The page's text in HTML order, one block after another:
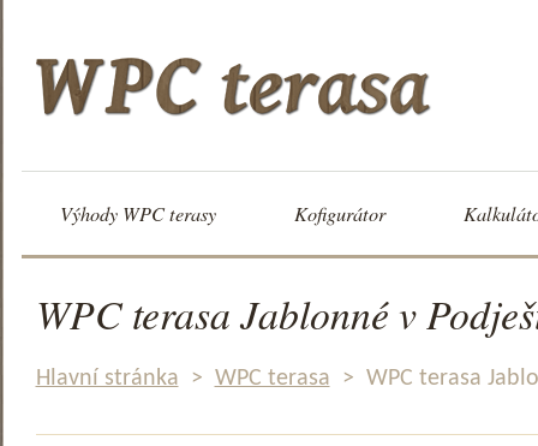
Výhody WPC terasy Kofigurátor
WPC terasa Jablonné v
Hlavní stránka > WPC terasa > WPC terasa